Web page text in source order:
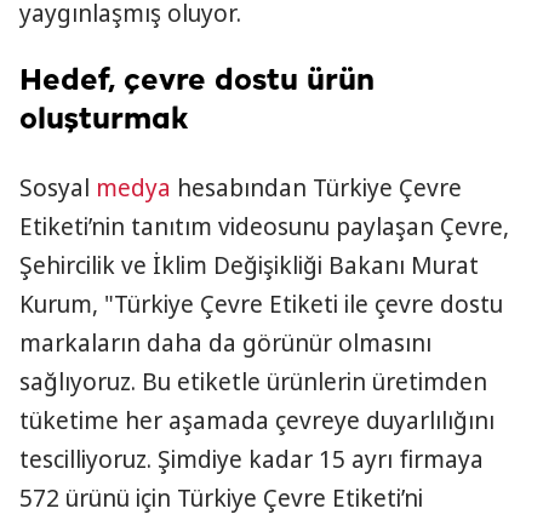
yaygınlaşmış oluyor.
Hedef, çevre dostu ürün
oluşturmak
Sosyal medya hesabından Türkiye Çevre
Etiketi’nin tanıtım videosunu paylaşan Çevre,
Şehircilik ve İklim Değişikliği Bakanı Murat
Kurum, "Türkiye Çevre Etiketi ile çevre dostu
markaların daha da görünür olmasını
sağlıyoruz. Bu etiketle ürünlerin üretimden
tüketime her aşamada çevreye duyarlılığını
tescilliyoruz. Şimdiye kadar 1️5 ayrı firmaya
572 ürünü için Türkiye Çevre Etiketi’ni